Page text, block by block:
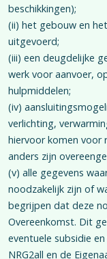
beschikkingen);
(ii) het gebouw en
uitgevoerd;
(iii) een deugdelijke
werk voor aanvoer,
hulpmiddelen;
(iv)
verlichting,
hiervoor komen voor
anders zijn
(v) alle gegevens
noodzakelijk zijn of
begrijpen dat deze
Overeenkomst. Dit
eventuele subsidie
NRG2all en de